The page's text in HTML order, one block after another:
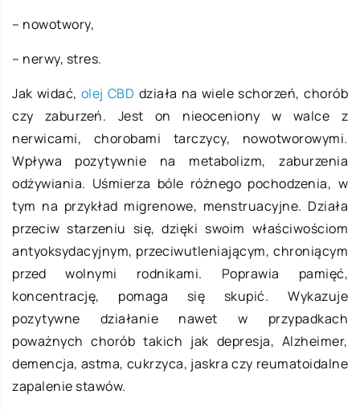
– nowotwory,
– nerwy, stres.
Jak widać, olej CBD działa na wiele schorzeń, chorób
czy zaburzeń. Jest on nieoceniony w walce z
nerwicami, chorobami tarczycy, nowotworowymi.
Wpływa pozytywnie na metabolizm, zaburzenia
odżywiania. Uśmierza bóle różnego pochodzenia, w
tym na przykład migrenowe, menstruacyjne. Działa
przeciw starzeniu się, dzięki swoim właściwościom
antyoksydacyjnym, przeciwutleniającym, chroniącym
przed wolnymi rodnikami. Poprawia pamięć,
koncentrację, pomaga się skupić. Wykazuje
pozytywne działanie nawet w przypadkach
poważnych chorób takich jak depresja, Alzheimer,
demencja, astma, cukrzyca, jaskra czy reumatoidalne
zapalenie stawów.